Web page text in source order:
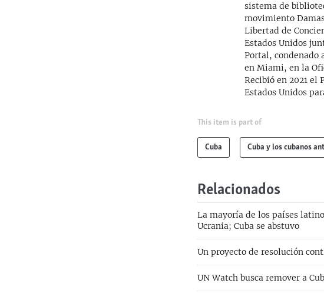
sistema de
movimiento
Libertad de
Estados Unidos
Portal, condenado
en Miami, en la
Recibió en 2021 el
Estados Unidos
This item is part of
Cuba Cuba y los cubanos
Relacionados
La mayoría de los países
Ucrania; Cuba se abstuvo
Un proyecto de resolución
UN Watch busca remover a